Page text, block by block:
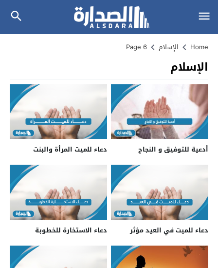
Home الإسلام Page 6
الإسلام
أدعية للتوفيق و النجاح دعاء للميت المرأة والبنت
دعاء للميت في العيد مؤثر دعاء الاستخارة للخطوبة